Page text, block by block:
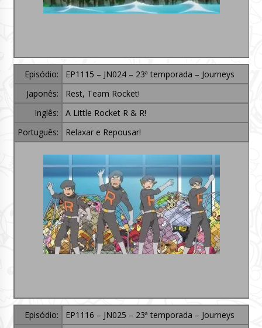
Episódio:
EP1115 – JN024 – 23ª temporada – Journeys
Japonês:
Rest, Team Rocket!
Inglês:
A Little Rocket R & R!
Português:
Relaxar e Repousar!
Episódio: EP1116 – JN025 – 23ª temporada – Journeys